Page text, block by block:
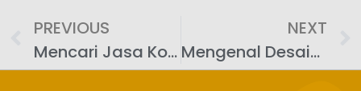
PREVIOUS
Mencari Jasa Kontraktor Interior Terpercaya di Belitung Selatan Banjarmasin Barat Kalimantan: Kenapa Splusa.id Jadi Pilihan Utama
NEXT
Mengenal Desain Interior di Banjarmasin Barat: Kontraktor dari Belitung Utara Kalimantan Selatan